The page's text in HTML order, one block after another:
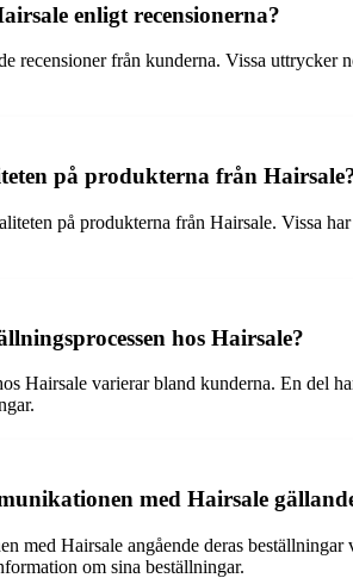
enligt recensionerna?
recensioner från kunderna. Vissa uttrycker
på produkterna från
på produkterna från Hairsale. Vissa
hos Hairsale?
Hairsale varierar bland kunderna. En del
med Hairsale
med Hairsale angående deras
om sina beställningar.